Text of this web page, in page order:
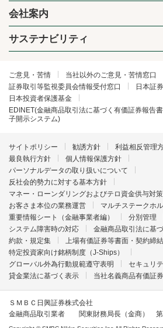
会社案内
サステナビリティ
ご意見・苦情
当社以外のご意見・苦情窓口
証券取引等監視委員会情報受付窓口
日本証
日本投資者保護基金
EDINET(金融商品取引法に基づく有価証券報告
子開示システム)
サイトポリシー 勧誘方針
利益相反管理
最良執行方針
個人情報保護方針
パーソナルデータの取り扱いについて
反社会的勢力に対する基本方針
マネー・ローンダリングおよびテロ資金供与対
お客さま本位の業務運営
マルチステークホ
重要情報シート（金融事業者編）
分別管理
システム障害時の対応
金融商品取引法に基
約款・規定集
上場有価証券等書面・契約締
特定投資家向け銘柄制度（J-Ships）
グローバル外為行動規範遵守表明
セキュリ
貸金業法に基づく表示
当社名義商品有価証
ＳＭＢＣ日興証券株式会社
金融商品取引業者 関東財務局長（金商） 第